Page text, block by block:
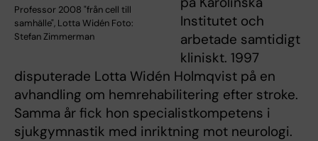
Professor 2008 "från cell till
samhälle", Lotta Widén Foto:
Stefan Zimmerman
Institutet och
arbetade samtidigt
kliniskt. 1997
disputerade Lotta Widén Holmqvist på en
avhandling om hemrehabilitering efter stroke.
Samma år fick hon specialistkompetens i
sjukgymnastik med inriktning mot neurologi.